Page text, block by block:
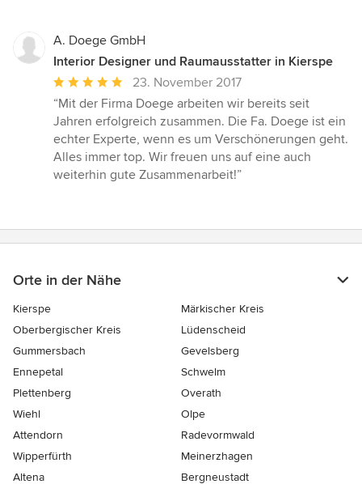
A. Doege GmbH
Interior Designer und Raumausstatter in Kierspe
Durchschnittliche
Bewertung:
5
von
5
Sternen
23. November 2017
“Mit der Firma Doege arbeiten wir bereits seit
Jahren erfolgreich zusammen. Die Fa. Doege ist ein
echter Experte, wenn es um Verschönerungen geht.
Alles immer top. Wir freuen uns auf eine auch
weiterhin gute Zusammenarbeit!”
Orte in der Nähe
Kierspe
Märkischer Kreis
Oberbergischer Kreis
Lüdenscheid
Gummersbach
Gevelsberg
Ennepetal
Schwelm
Plettenberg
Overath
Wiehl
Olpe
Attendorn
Radevormwald
Wipperfürth
Meinerzhagen
Altena
Bergneustadt